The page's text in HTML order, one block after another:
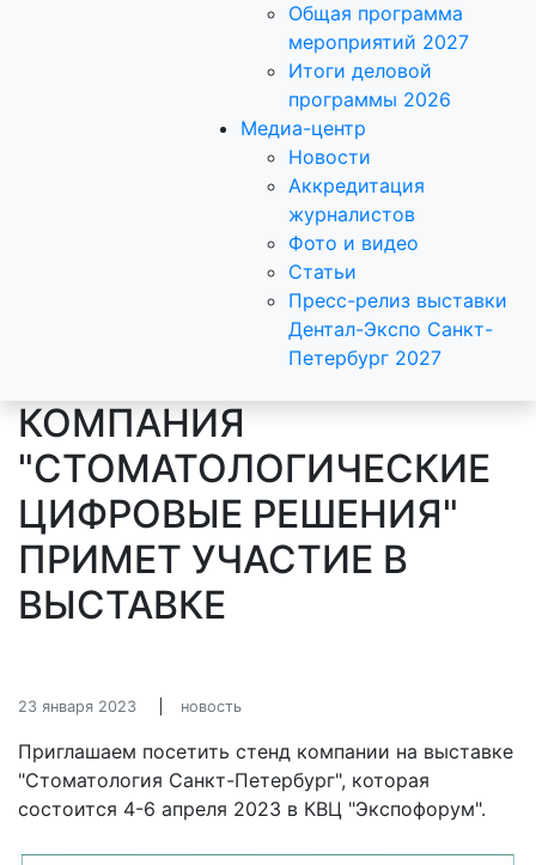
Общая программа
мероприятий 2027
Итоги деловой
программы 2026
Медиа-центр
Новости
Аккредитация
журналистов
Фото и видео
Статьи
Пресс-релиз выставки
Дентал-Экспо Санкт-
Петербург 2027
КОМПАНИЯ
"СТОМАТОЛОГИЧЕСКИЕ
ЦИФРОВЫЕ РЕШЕНИЯ"
ПРИМЕТ УЧАСТИЕ В
ВЫСТАВКЕ
23 января 2023 новость
Приглашаем посетить стенд компании на выставке
"Стоматология Санкт-Петербург", которая
состоится 4-6 апреля 2023 в КВЦ "Экспофорум".